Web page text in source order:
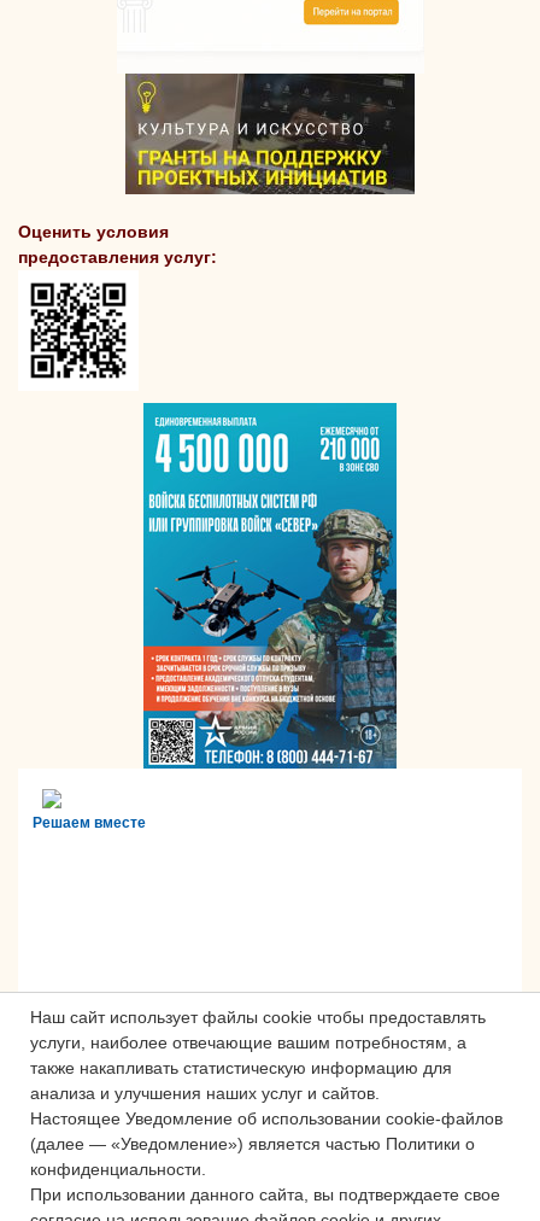
Наш сайт использует файлы cookie чтобы предоставлять
услуги, наиболее отвечающие вашим потребностям, а
также накапливать статистическую информацию для
анализа и улучшения наших услуг и сайтов.
Настоящее Уведомление об использовании cookie-файлов
(далее — «Уведомление») является частью Политики о
конфиденциальности.
При использовании данного сайта, вы подтверждаете свое
Оценить условия
предоставления услуг:
Решаем вместе
Сложности с получением «Пушкинской
карты» или приобретением билетов?
Знаете, как улучшить работу
учреждений культуры?